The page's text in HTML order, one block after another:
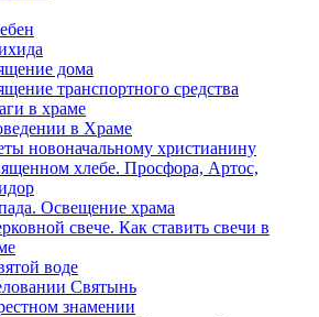
дома
транспортного средства
в храме
в Храме
новоначальному христианину
хлебе. Просфора, Артос,
Освещение храма
свече. Как ставить свечи в
воде
Святынь
знамении